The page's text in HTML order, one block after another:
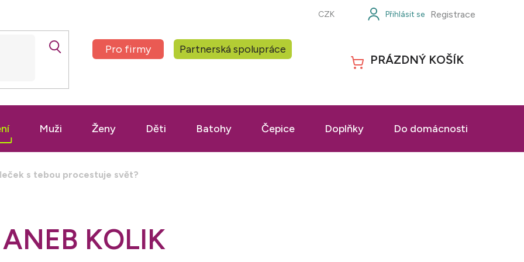
Pro firmy Partnerská spolupráce
CZK Registrace
NÁKUPNÍ
PRÁZDNÝ KOŠÍK
Muži Ženy Děti Batohy Čepice Doplňky Do domácnosti
s tebou procestuje svět?
KOLIK